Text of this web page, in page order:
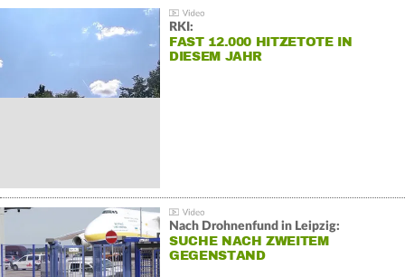
RKI:
FAST 12.000 HITZETOTE IN
DIESEM JAHR
Nach Drohnenfund in Leipzig:
SUCHE NACH ZWEITEM
GEGENSTAND